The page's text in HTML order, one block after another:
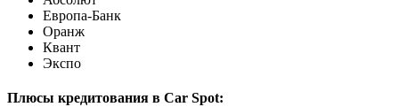
Европа-Банк
Оранж
Квант
Экспо
Плюсы кредитования в Car Spot: